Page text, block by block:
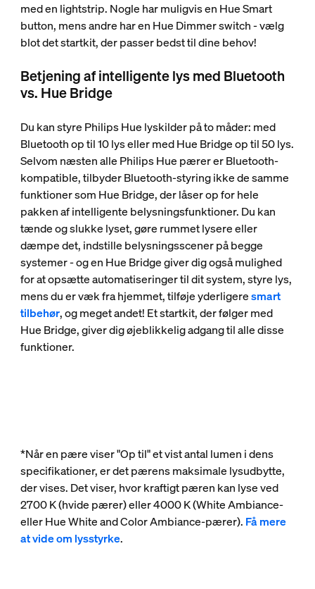
med en lightstrip. Nogle har muligvis en Hue Smart
button, mens andre har en Hue Dimmer switch - vælg
blot det startkit, der passer bedst til dine behov!
Betjening af intelligente lys med Bluetooth
vs. Hue Bridge
Du kan styre Philips Hue lyskilder på to måder: med
Bluetooth op til 10 lys eller med Hue Bridge op til 50 lys.
Selvom næsten alle Philips Hue pærer er Bluetooth-
kompatible, tilbyder Bluetooth-styring ikke de samme
funktioner som Hue Bridge, der låser op for hele
pakken af intelligente belysningsfunktioner. Du kan
tænde og slukke lyset, gøre rummet lysere eller
dæmpe det, indstille belysningsscener på begge
systemer - og en Hue Bridge giver dig også mulighed
for at opsætte automatiseringer til dit system, styre lys,
mens du er væk fra hjemmet, tilføje yderligeresmart
tilbehør, og meget andet! Et startkit, der følger med
Hue Bridge, giver dig øjeblikkelig adgang til alle disse
funktioner.
*Når en pære viser "Op til" et vist antal lumen i dens
specifikationer, er det pærens maksimale lysudbytte,
der vises. Det viser, hvor kraftigt pæren kan lyse ved
2700 K (hvide pærer) eller 4000 K (White Ambiance-
eller Hue White and Color Ambiance-pærer). Få mere
at vide om lysstyrke.